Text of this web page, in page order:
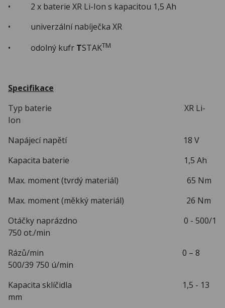
• 2 x baterie XR Li-Ion s kapacitou 1,5 Ah
• univerzální nabíječka XR
• odolný kufr TSTAKTM
Specifikace
Typ baterie XR Li-
Ion
Napájecí napětí 18 V
Kapacita baterie 1,5 Ah
Max. moment (tvrdý materiál) 65 Nm
Max. moment (měkký materiál) 26 Nm
Otáčky naprázdno 0 - 500/1
750 ot./min
Rázů/min 0 – 8
500/39 750 ú/min
Kapacita sklíčidla 1,5 - 13
mm